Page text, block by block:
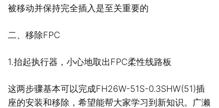
被移动并保持完全插入是至关重要的
二、移除FPC
1.抬起执行器，小心地取出FPC柔性线路板
这两步骤基本可以完成FH26W-51S-0.3SHW(51)插
座的安装和移除，希望能帮大家学习到新知识。广濑